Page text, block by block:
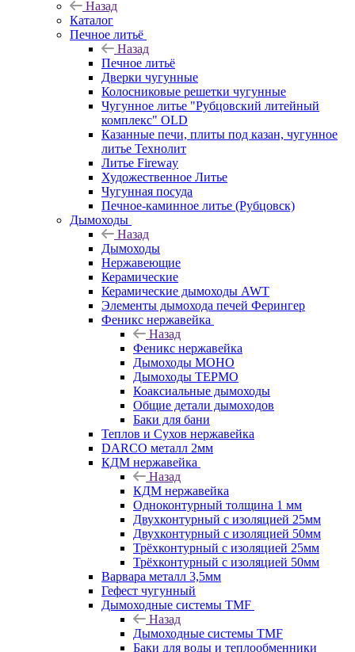
Назад
Каталог
Печное литьё
Назад
Печное литьё
Дверки чугунные
Колосниковые решетки чугунные
Чугунное литье "Рубцовский литейный
комплекс" OLD
Казанные печи, плиты под казан, чугунное
литье Технолит
Литье Fireway
Художественное Литье
Чугунная посуда
Печное-каминное литье (Рубцовск)
Дымоходы
Назад
Дымоходы
Нержавеющие
Керамические
Керамические дымоходы AWT
Элементы дымохода печей Ферингер
Феникс нержавейка
Назад
Феникс нержавейка
Дымоходы МОНО
Дымоходы ТЕРМО
Коаксиальные дымоходы
Общие детали дымоходов
Баки для бани
Теплов и Сухов нержавейка
DARCO металл 2мм
КДМ нержавейка
Назад
КДМ нержавейка
Одноконтурный толщина 1 мм
Двухконтурный с изоляцией 25мм
Двухконтурный с изоляцией 50мм
Трёхконтурный с изоляцией 25мм
Трёхконтурный с изоляцией 50мм
Варвара металл 3,5мм
Гефест чугунный
Дымоходные системы TMF
Назад
Дымоходные системы TMF
Баки для воды и теплообменники